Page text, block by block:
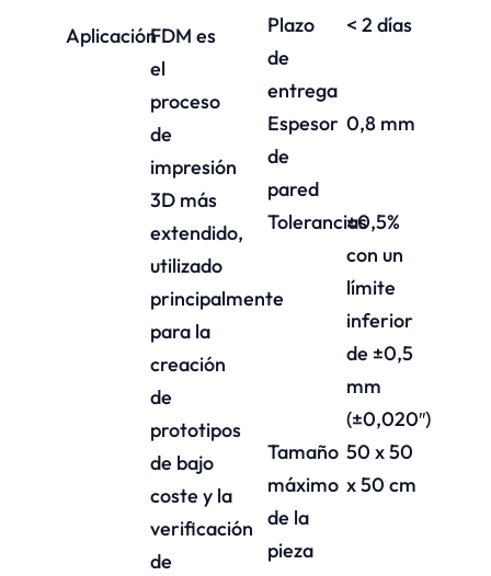
AplicaciónFDM es
el
proceso
de
impresión
3D más
extendido,
utilizado
principalmente
para la
creación
de
prototipos
de bajo
coste y la
verificación
de
Plazo
de
entrega
< 2 días
Espesor
de
pared
0,8 mm
Tolerancias±0,5%
con un
límite
inferior
de ±0,5
mm
(±0,020″)
Tamaño
máximo
de la
pieza
50 x 50
x 50 cm